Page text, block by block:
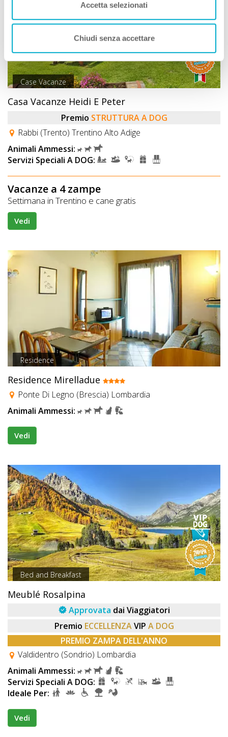
Accetta selezionati
Chiudi senza accettare
Case Vacanze
Casa Vacanze Heidi E Peter
Premio STRUTTURA A DOG
Rabbi (Trento) Trentino Alto Adige
Animali Ammessi:
Servizi Speciali A DOG:
Vacanze a 4 zampe
Settimana in Trentino e cane gratis
Vedi
Residence
Residence Mirelladue
Ponte Di Legno (Brescia) Lombardia
Animali Ammessi:
Vedi
Bed and Breakfast
Meublé Rosalpina
Approvata dai Viaggiatori
Premio ECCELLENZA VIP A DOG
PREMIO ZAMPA DELL'ANNO
Valdidentro (Sondrio) Lombardia
Animali Ammessi:
Servizi Speciali A DOG:
Ideale Per:
Vedi